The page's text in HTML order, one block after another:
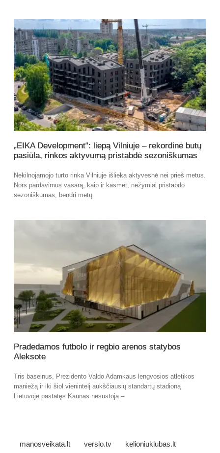
„EIKA Development“: liepą Vilniuje – rekordinė butų
pasiūla, rinkos aktyvumą pristabdė sezoniškumas
Nekilnojamojo turto rinka Vilniuje išlieka aktyvesnė nei prieš metus.
Nors pardavimus vasarą, kaip ir kasmet, nežymiai pristabdo
sezoniškumas, bendri metų
Pradedamos futbolo ir regbio arenos statybos
Aleksote
Tris baseinus, Prezidento Valdo Adamkaus lengvosios atletikos
maniežą ir iki šiol vienintelį aukščiausių standartų stadioną
Lietuvoje pastatęs Kaunas nesustoja –
manosveikata.lt verslo.tv
kelioniuklubas.lt